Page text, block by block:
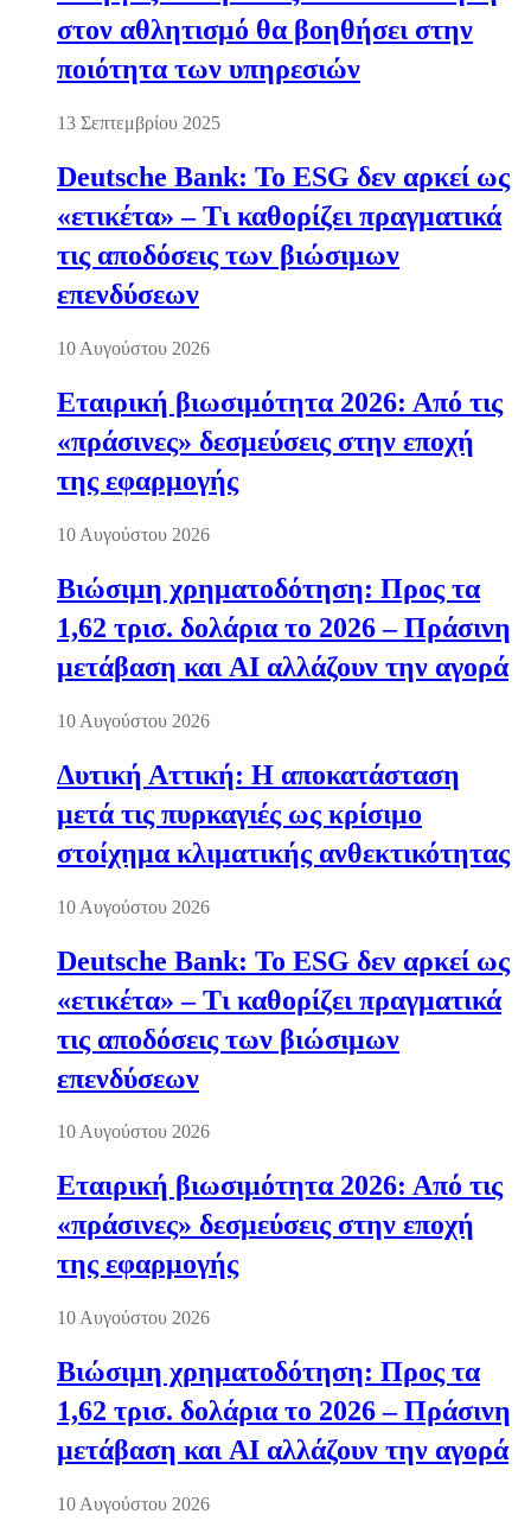
στον αθλητισμό θα βοηθήσει στην
ποιότητα των υπηρεσιών
13 Σεπτεμβρίου 2025
Deutsche Bank: Το ESG δεν αρκεί ως
«ετικέτα» – Τι καθορίζει πραγματικά
τις αποδόσεις των βιώσιμων
επενδύσεων
10 Αυγούστου 2026
Εταιρική βιωσιμότητα 2026: Από τις
«πράσινες» δεσμεύσεις στην εποχή
της εφαρμογής
10 Αυγούστου 2026
Βιώσιμη χρηματοδότηση: Προς τα
1,62 τρισ. δολάρια το 2026 – Πράσινη
μετάβαση και AI αλλάζουν την αγορά
10 Αυγούστου 2026
Δυτική Αττική: Η αποκατάσταση
μετά τις πυρκαγιές ως κρίσιμο
στοίχημα κλιματικής ανθεκτικότητας
10 Αυγούστου 2026
Deutsche Bank: Το ESG δεν αρκεί ως
«ετικέτα» – Τι καθορίζει πραγματικά
τις αποδόσεις των βιώσιμων
επενδύσεων
10 Αυγούστου 2026
Εταιρική βιωσιμότητα 2026: Από τις
«πράσινες» δεσμεύσεις στην εποχή
της εφαρμογής
10 Αυγούστου 2026
Βιώσιμη χρηματοδότηση: Προς τα
1,62 τρισ. δολάρια το 2026 – Πράσινη
μετάβαση και AI αλλάζουν την αγορά
10 Αυγούστου 2026